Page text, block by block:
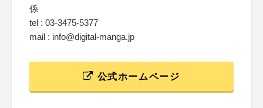
係
tel : 03-3475-5377
mail : info@digital-manga.jp
公式ホームページ